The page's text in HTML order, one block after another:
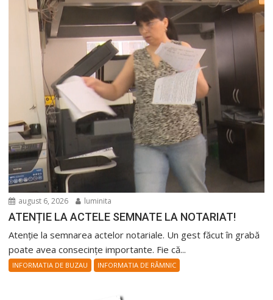
august 6, 2026 luminita
ATENȚIE LA ACTELE SEMNATE LA NOTARIAT!
Atenție la semnarea actelor notariale. Un gest făcut în grabă
poate avea consecințe importante. Fie că...
INFORMATIA DE BUZAU INFORMATIA DE RÂMNIC